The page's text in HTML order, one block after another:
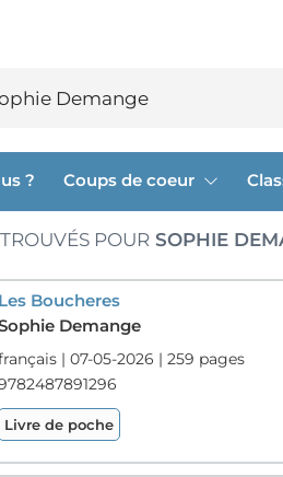
? Coups de coeur
POUR SOPHIE
Les Boucheres
Demange
| 07-05-2026 | 259 pages
Livre de poche